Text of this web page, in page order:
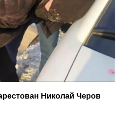
Николай Черов